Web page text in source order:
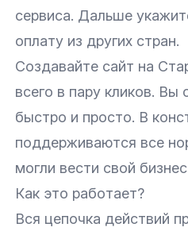
сервиса. Дальше
оплату из других стран.
Создавайте сайт на
всего в пару кликов.
быстро и просто. В
поддерживаются все
могли вести свой
Как это работает?
Вся цепочка действий